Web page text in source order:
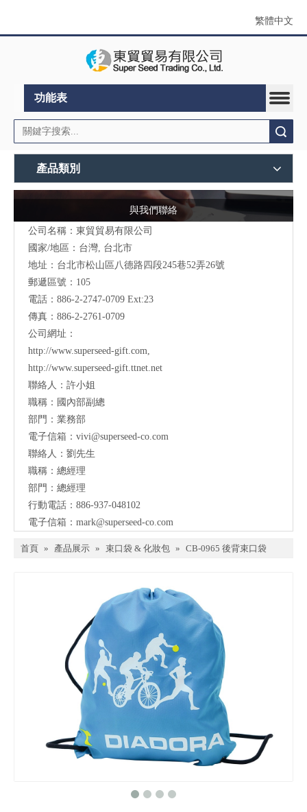
繁體中文
功能表
產品類別
與我們聯絡
公司名稱：東貿貿易有限公司
國家/地區：台灣, 台北市
地址： 台北市松山區八德路四段245巷52弄26號
郵遞區號：105
電話：886-2-2747-0709 Ext:23
傳真：886-2-2761-0709
公司網址：
http://www.superseed-gift.com
http://www.superseed-gift.ttnet.net
聯絡人：許小姐
職稱：國內部副總
部門：業務部
電子信箱： vivi@superseed-co.com
聯絡人：劉先生
職稱：總經理
部門：總經理
行動電話：886-937-048102
電子信箱： mark@superseed-co.com
首頁 » 產品展示 » 束口袋 & 化妝包 » CB-0965 後背束口袋